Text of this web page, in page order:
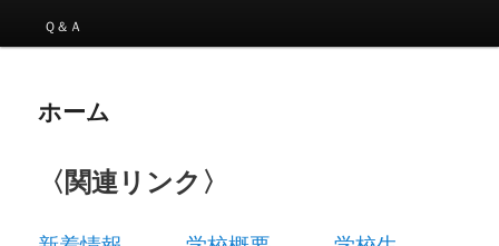
ュ
ン
テ
Ｑ＆Ａ
ホーム
〈関連リンク〉